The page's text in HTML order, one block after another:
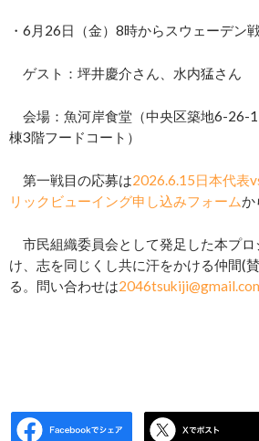
・6月26日（金）8時からスウェーデン戦
ゲスト：坪井慶介さん、水内猛さん
会場：魚河岸食堂（中央区築地6-26-
棟3階フードコート）
第一戦目の応募は2026.6.15日本代表
リックビューイング申し込みフォームか
市民組織委員会として発足した本プロ
け、志を同じくし共に汗をかける仲間(
る。問い合わせは